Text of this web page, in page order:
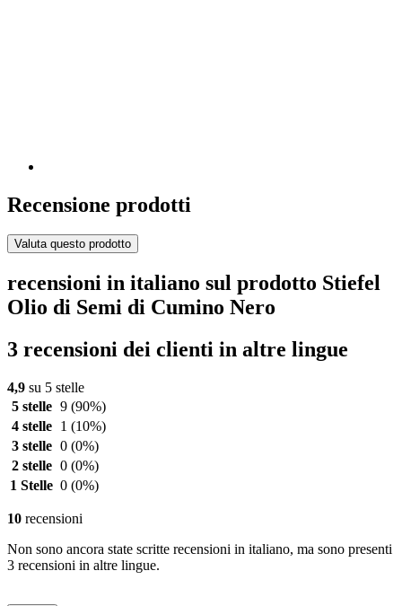
Recensione prodotti
Valuta questo prodotto
recensioni in italiano sul prodotto Stiefel
Olio di Semi di Cumino Nero
3 recensioni dei clienti in altre lingue
4,9 su 5 stelle
5 stelle 9 (90%)
4 stelle
1 (10%)
3 stelle 0 (0%)
2 stelle 0 (0%)
1 Stelle 0 (0%)
10 recensioni
Non sono ancora state scritte recensioni in italiano, ma sono presenti
3 recensioni in altre lingue.